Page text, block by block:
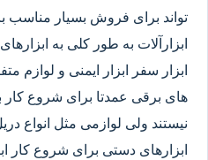
تواند برای فروش بسیار مناسب
ابزارآلات به طور کلی به
ابزار سفر ابزار ایمنی و لوازم
های برقی عمدتا برای شروع کار
نیستند ولی لوازمی مثل انواع
ابزارهای دستی برای شروع کار